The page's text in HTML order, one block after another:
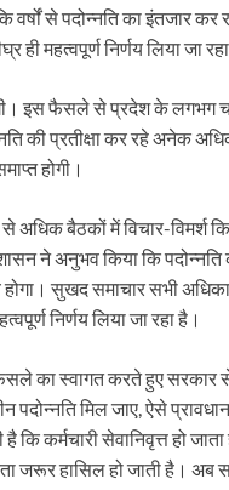
से पदोन्नति का इंतजार कर
ही महत्वपूर्ण निर्णय लिया जा
इस फैसले से प्रदेश के लगभग
की प्रतीक्षा कर रहे अनेक
होगी।
बैठकों में विचार-विमर्श
ने अनुभव किया कि पदोन्नति
सुखद समाचार सभी
निर्णय लिया जा रहा है।
का स्वागत करते हुए
पदोन्नति मिल जाए, ऐसे
कि कर्मचारी सेवानिवृत्त हो
जरूर हासिल हो जाती है।